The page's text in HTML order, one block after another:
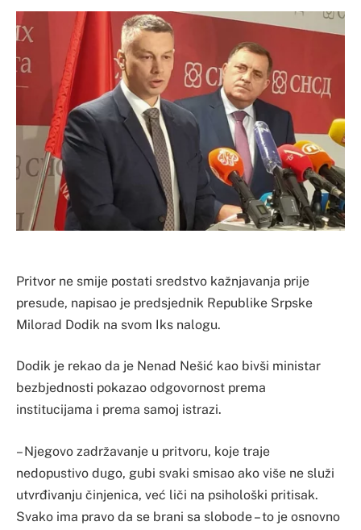
Pritvor ne smije postati sredstvo kažnjavanja prije
presude, napisao je predsjednik Republike Srpske
Milorad Dodik na svom Iks nalogu.
Dodik je rekao da je Nenad Nešić kao bivši ministar
bezbjednosti pokazao odgovornost prema
institucijama i prema samoj istrazi.
– Njegovo zadržavanje u pritvoru, koje traje
nedopustivo dugo, gubi svaki smisao ako više ne služi
utvrđivanju činjenica, već liči na psihološki pritisak.
Svako ima pravo da se brani sa slobode – to je osnovno